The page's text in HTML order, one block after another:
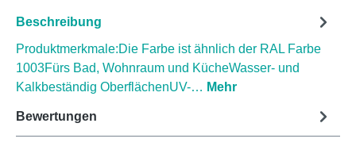
Beschreibung
Produktmerkmale:Die Farbe ist ähnlich der RAL Farbe
1003Fürs Bad, Wohnraum und KücheWasser- und
Kalkbeständig OberflächenUV-… Mehr
Bewertungen